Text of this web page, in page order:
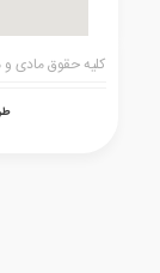
کلیه حقوق مادی و